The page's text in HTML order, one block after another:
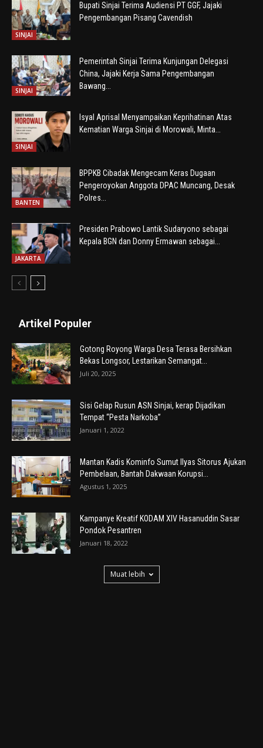
SINJAI
Bupati Sinjai Terima Audiensi PT GGF, Jajaki
Pengembangan Pisang Cavendish
SINJAI
Pemerintah Sinjai Terima Kunjungan Delegasi
China, Jajaki Kerja Sama Pengembangan
Bawang...
SINJAI
Isyal Aprisal Menyampaikan Keprihatinan Atas
Kematian Warga Sinjai di Morowali, Minta...
BANTEN
BPPKB Cibadak Mengecam Keras Dugaan
Pengeroyokan Anggota DPAC Muncang, Desak
Polres...
JAKARTA
Presiden Prabowo Lantik Sudaryono sebagai
Kepala BGN dan Donny Ermawan sebagai...
Artikel Populer
Gotong Royong Warga Desa Terasa Bersihkan
Bekas Longsor, Lestarikan Semangat...
Juli 20, 2025
Sisi Gelap Rusun ASN Sinjai, kerap Dijadikan
Tempat “Pesta Narkoba”
Januari 1, 2022
Mantan Kadis Kominfo Sumut Ilyas Sitorus Ajukan
Pembelaan, Bantah Dakwaan Korupsi...
Agustus 1, 2025
Kampanye Kreatif KODAM XIV Hasanuddin Sasar
Pondok Pesantren
Januari 18, 2022
Muat lebih